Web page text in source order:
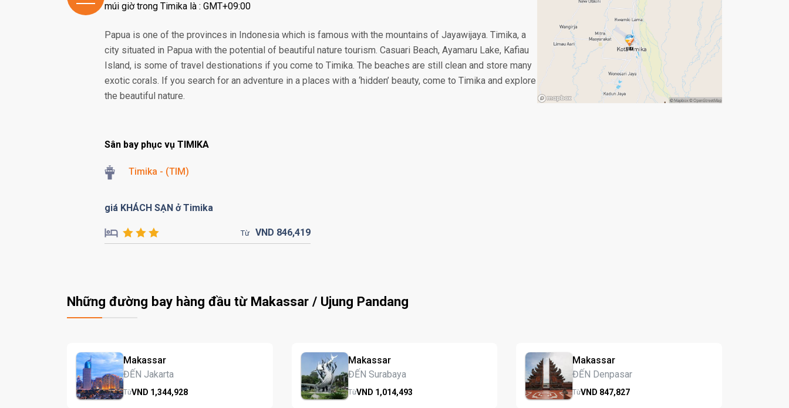
múi giờ trong Timika là : GMT+09:00
Papua is one of the provinces in Indonesia which is famous with the mountains of Jayawijaya. Timika, a
city situated in Papua with the potential of beautiful nature tourism. Casuari Beach, Ayamaru Lake, Kafiau
Island, is some of travel destionations if you come to Timika. The beaches are still clean and store many
exotic corals. If you search for an adventure in a places with a ‘hidden’ beauty, come to Timika and explore
the beautiful nature.
Sân bay phục vụ TIMIKA
Timika - (TIM)
giá KHÁCH SẠN ở Timika
Từ VND 846,419
Những đường bay hàng đầu từ Makassar / Ujung Pandang
Makassar
ĐẾN Jakarta
TừVND 1,344,928
Makassar
ĐẾN Surabaya
TừVND 1,014,493
Makassar
ĐẾN Denpasar
TừVND 847,827